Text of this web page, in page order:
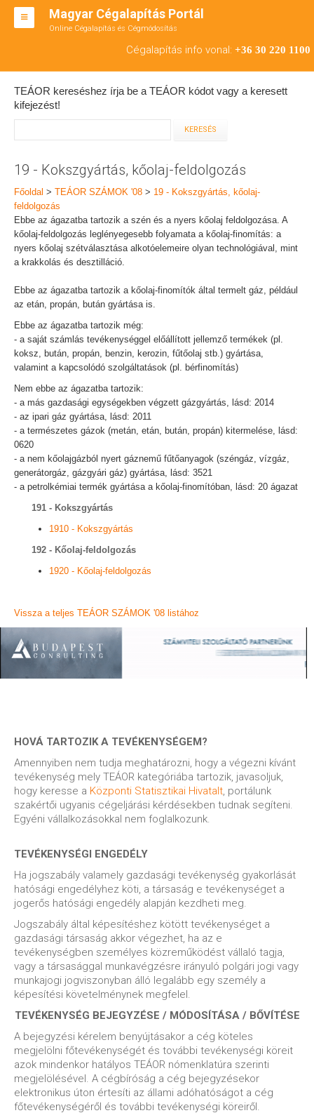
Magyar Cégalapítás Portál
Online Cégalapítás és Cégmódosítás
Cégalapítás info vonal: +36 30 220 1100
BT ALAPÍTÁS
RT ALAPÍTÁS
TEÁOR SZÁMOK '08
ENGEDÉLYKÖTELES
KAPCSOLAT
TEÁOR kereséshez írja be a TEÁOR kódot vagy a keresett
kifejezést!
19 - Kokszgyártás, kőolaj-feldolgozás
Főoldal > TEÁOR SZÁMOK '08 > 19 - Kokszgyártás, kőolaj-
feldolgozás
Ebbe az ágazatba tartozik a szén és a nyers kőolaj feldolgozása. A
kőolaj-feldolgozás leglényegesebb folyamata a kőolaj-finomítás: a
nyers kőolaj szétválasztása alkotóelemeire olyan technológiával, mint
a krakkolás és desztilláció.
Ebbe az ágazatba tartozik a kőolaj-finomítók által termelt gáz, például
az etán, propán, bután gyártása is.
Ebbe az ágazatba tartozik még:
- a saját számlás tevékenységgel előállított jellemző termékek (pl.
koksz, bután, propán, benzin, kerozin, fűtőolaj stb.) gyártása,
valamint a kapcsolódó szolgáltatások (pl. bérfinomítás)
Nem ebbe az ágazatba tartozik:
- a más gazdasági egységekben végzett gázgyártás, lásd: 2014
- az ipari gáz gyártása, lásd: 2011
- a természetes gázok (metán, etán, bután, propán) kitermelése, lásd:
0620
- a nem kőolajgázból nyert gáznemű fűtőanyagok (széngáz, vízgáz,
generátorgáz, gázgyári gáz) gyártása, lásd: 3521
- a petrolkémiai termék gyártása a kőolaj-finomítóban, lásd: 20 ágazat
191 - Kokszgyártás
1910 - Kokszgyártás
192 - Kőolaj-feldolgozás
1920 - Kőolaj-feldolgozás
Vissza a teljes TEÁOR SZÁMOK '08 listához
HOVÁ TARTOZIK A TEVÉKENYSÉGEM?
Amennyiben nem tudja meghatározni, hogy a végezni kívánt
tevékenység mely TEÁOR kategóriába tartozik, javasoljuk,
hogy keresse a Központi Statisztikai Hivatalt , portálunk
szakértői ugyanis cégeljárási kérdésekben tudnak segíteni.
Egyéni vállalkozásokkal nem foglalkozunk.
TEVÉKENYSÉGI ENGEDÉLY
Ha jogszabály valamely gazdasági tevékenység gyakorlását
hatósági engedélyhez köti, a társaság e tevékenységet a
jogerős hatósági engedély alapján kezdheti meg.
Jogszabály által képesítéshez kötött tevékenységet a
gazdasági társaság akkor végezhet, ha az e
tevékenységben személyes közreműködést vállaló tagja,
vagy a társasággal munkavégzésre irányuló polgári jogi vagy
munkajogi jogviszonyban álló legalább egy személy a
képesítési követelménynek megfelel.
TEVÉKENYSÉG BEJEGYZÉSE / MÓDOSÍTÁSA / BŐVÍTÉSE
A bejegyzési kérelem benyújtásakor a cég köteles
megjelölni főtevékenységét és további tevékenységi köreit
azok mindenkor hatályos TEÁOR nómenklatúra szerinti
megjelölésével. A cégbíróság a cég bejegyzésekor
elektronikus úton értesíti az állami adóhatóságot a cég
főtevékenységéről és további tevékenységi köreiről.